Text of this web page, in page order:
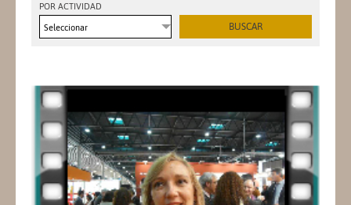
POR ACTIVIDAD
Seleccionar